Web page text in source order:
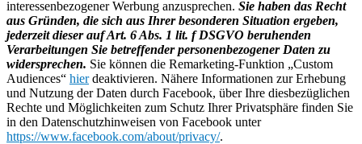
interessenbezogener Werbung anzusprechen. Sie haben das Recht
aus Gründen, die sich aus Ihrer besonderen Situation ergeben,
jederzeit dieser auf Art. 6 Abs. 1 lit. f DSGVO beruhenden
Verarbeitungen Sie betreffender personenbezogener Daten zu
widersprechen. Sie können die Remarketing-Funktion „Custom
Audiences“ hierdeaktivieren. Nähere Informationen zur Erhebung
und Nutzung der Daten durch Facebook, über Ihre diesbezüglichen
Rechte und Möglichkeiten zum Schutz Ihrer Privatsphäre finden Sie
in den Datenschutzhinweisen von Facebook unter
https://www.facebook.com/about/privacy/.